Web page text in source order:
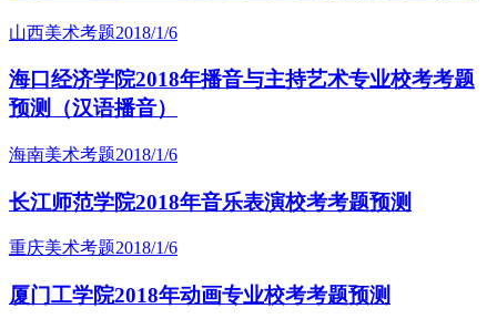
山西美术考题2018/1/6
海口经济学院2018年播音与主持艺术专业校考考题
预测（汉语播音）
海南美术考题2018/1/6
长江师范学院2018年音乐表演校考考题预测
重庆美术考题2018/1/6
厦门工学院2018年动画专业校考考题预测